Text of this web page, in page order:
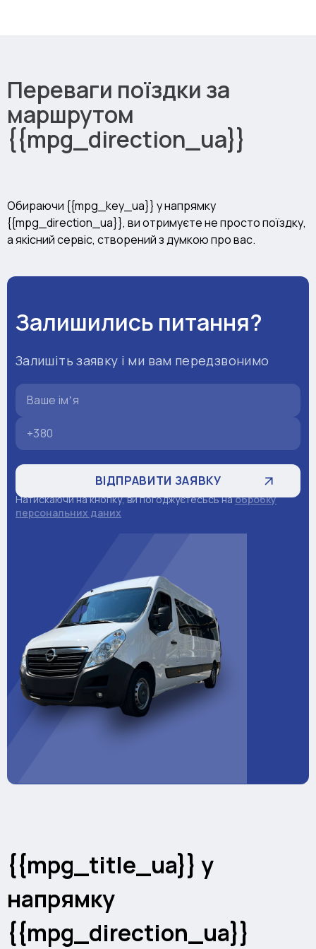
Переваги поїздки за
маршрутом
{{mpg_direction_ua}}
Обираючи {{mpg_key_ua}} у напрямку
{{mpg_direction_ua}}, ви отримуєте не просто поїздку,
а якісний сервіс, створений з думкою про вас.
Залишились питання?
Залишіть заявку і ми вам передзвонимо
Натискаючи на кнопку, ви погоджуєтесьсь наобробку
персональних даних
{{mpg_title_ua}} у
напрямку
{{mpg_direction_ua}}